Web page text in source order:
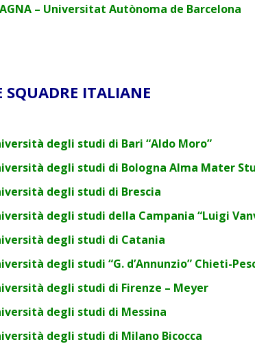
– Universitat Autònoma de Barcelona
SQUADRE ITALIANE
degli studi di Bari “Aldo Moro”
degli studi di Bologna Alma Mater
degli studi di Brescia
degli studi della Campania “Luigi
degli studi di Catania
degli studi “G. d’Annunzio” Chieti-
degli studi di Firenze – Meyer
degli studi di Messina
degli studi di Milano Bicocca